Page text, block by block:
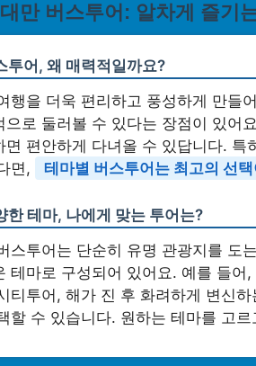
만 버스투어: 알차게 즐기
투어, 왜 매력적일까요?
행을 더욱 편리하고 풍성하게 만들
으로 둘러볼 수 있다는 장점이 있어
면 편안하게 다녀올 수 있답니다.
면,
테마별 버스투어는 최고의 선
한 테마, 나에게 맞는 투어는?
스투어는 단순히 유명 관광지를 도
테마로 구성되어 있어요. 예를 들
티투어, 해가 진 후 화려하게 변신
할 수 있습니다. 원하는 테마를 고